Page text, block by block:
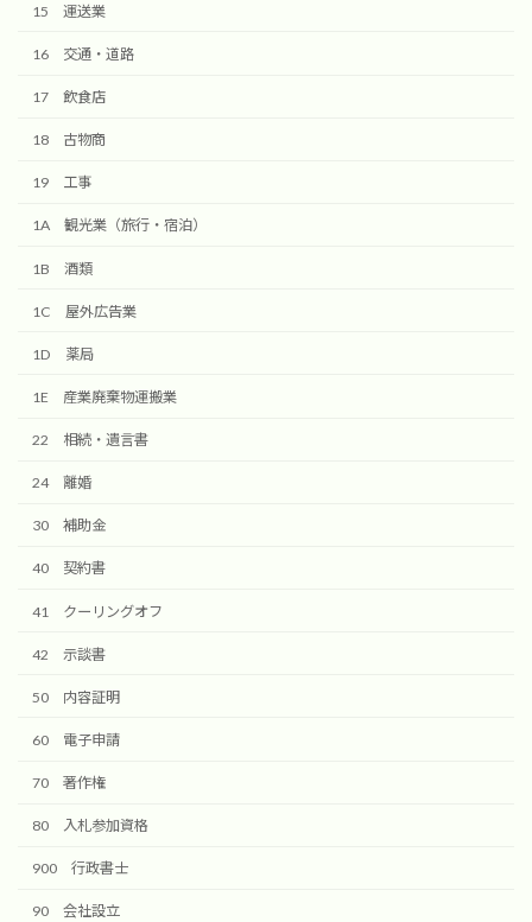
15 運送業
16 交通・道路
17 飲食店
18 古物商
19 工事
1A 観光業（旅行・宿泊）
1B 酒類
1C 屋外広告業
1D 薬局
1E 産業廃棄物運搬業
22 相続・遺言書
24 離婚
30 補助金
40 契約書
41 クーリングオフ
42 示談書
50 内容証明
60 電子申請
70 著作権
80 入札参加資格
900 行政書士
90 会社設立